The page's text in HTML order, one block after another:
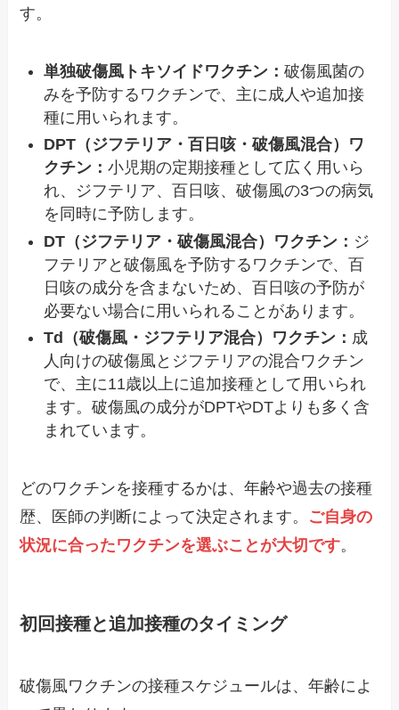
す。
単独破傷風トキソイドワクチン：破傷風菌の
みを予防するワクチンで、主に成人や追加接
種に用いられます。
DPT（ジフテリア・百日咳・破傷風混合）ワ
クチン：小児期の定期接種として広く用いら
れ、ジフテリア、百日咳、破傷風の3つの病気
を同時に予防します。
DT（ジフテリア・破傷風混合）ワクチン： ジ
フテリアと破傷風を予防するワクチンで、百
日咳の成分を含まないため、百日咳の予防が
必要ない場合に用いられることがあります。
Td（破傷風・ジフテリア混合）ワクチン： 成
人向けの破傷風とジフテリアの混合ワクチン
で、主に11歳以上に追加接種として用いられ
ます。破傷風の成分がDPTやDTよりも多く含
まれています。
どのワクチンを接種するかは、年齢や過去の接種
歴、医師の判断によって決定されます。 ご自身の
状況に合ったワクチンを選ぶことが大切です。
初回接種と追加接種のタイミング
破傷風ワクチンの接種スケジュールは、年齢によ